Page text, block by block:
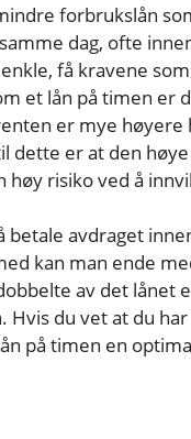
forbrukslån
dag, ofte
få kravene
et lån på timen er
er mye
dette er at den
høy risiko ved å
betale avdraget
kan man ende
av det lånet
Hvis du vet at du
på timen en